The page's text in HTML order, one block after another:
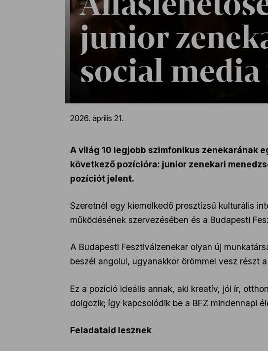
junior
social
2026. április 21.
A világ 10 legjobb szimfonikus zenekarának
következő pozícióra: junior zenekari
pozíciót jelent.
Szeretnél egy kiemelkedő presztízsű kulturális
működésének szervezésében és a Budapesti
A Budapesti Fesztiválzenekar olyan új
beszél angolul, ugyanakkor örömmel vesz részt
Ez a pozíció ideális annak, aki kreatív, jól ír,
dolgozik; így kapcsolódik be a BFZ mindennapi
Feladataid lesznek